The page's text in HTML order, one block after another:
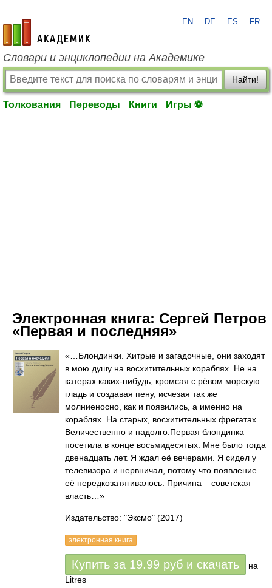
academic.ru
EN DE ES FR
Словари и энциклопедии на Академике
Найти!
Толкования Переводы Книги Игры ⚽
Электронная книга: Сергей Петров
«Первая и последняя»
«…Блондинки. Хитрые и загадочные, они заходят
в мою душу на восхитительных кораблях. Не на
катерах каких-нибудь, кромсая с рёвом морскую
гладь и создавая пену, исчезая так же
молниеносно, как и появились, а именно на
кораблях. На старых, восхитительных фрегатах.
Величественно и надолго.Первая блондинка
посетила в конце восьмидесятых. Мне было тогда
двенадцать лет. Я ждал её вечерами. Я сидел у
телевизора и нервничал, потому что появление
её нередкозатягивалось. Причина – советская
власть…»
Издательство: "Эксмо" (2017)
электронная книга
Купить за 19.99 руб и скачать
на
Litres